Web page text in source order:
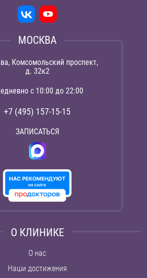
МОСКВА
Комсомольский проспект,
д. 32к2
с 10:00 до 22:00
+7 (495) 157-15-15
ЗАПИСАТЬСЯ
О КЛИНИКЕ
О нас
Наши достижения